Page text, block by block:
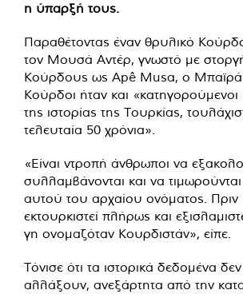
η ύπαρξή τους.
Παραθέτοντας έναν θρυλικό
τον Μουσά Αντέρ, γνωστό με
Κούρδους ως Apê Musa, ο Μπαϊράκ
Κούρδοι ήταν και «κατηγορούμενοι
της ιστορίας της Τουρκίας,
τελευταία 50 χρόνια».
«Είναι ντροπή άνθρωποι να
συλλαμβάνονται και να
αυτού του αρχαίου ονόματος. Πριν
εκτουρκιστεί πλήρως και
γη ονομαζόταν Κουρδιστάν», είπε.
Τόνισε ότι τα ιστορικά δεδομένα
αλλάξουν, ανεξάρτητα από την